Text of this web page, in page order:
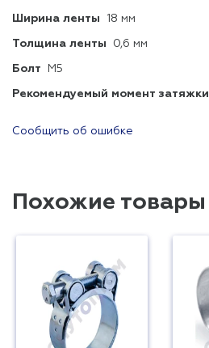
Ширина ленты 18 мм
Толщина ленты 0,6 мм
Болт М5
Рекомендуемый момент затяжки
Сообщить об ошибке
Похожие товары